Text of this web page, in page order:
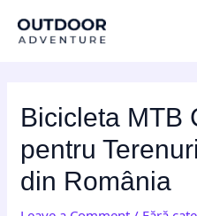
Bicicleta MTB
pentru
din România
navigation